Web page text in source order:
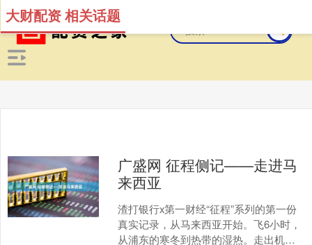
大财配资 相关话题
广盛网 征程侧记——走进马
来西亚
渣打银行x第一财经“征程”系列的第一份
真实记录，从马来西亚开始。飞6小时，
从浦东的寒冬到热带的湿热。走出机场